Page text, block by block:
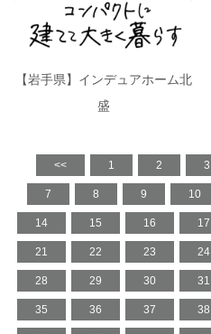
【岩手県】インデュアホーム北
盛
<< 1 2 3
7 8 9 10
14 15 16 17
21 22 23 24
28 29 30 31
35 36 37 38